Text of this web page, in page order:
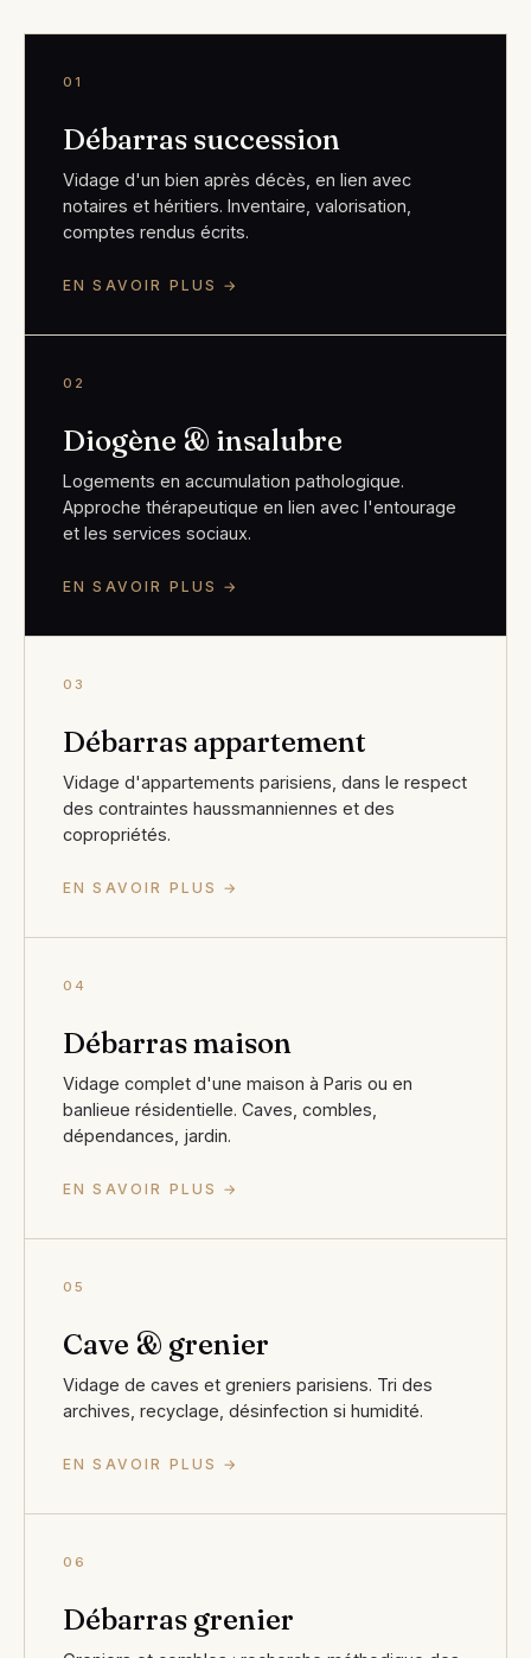
01
Débarras succession
Vidage d'un bien après décès, en lien avec
notaires et héritiers. Inventaire, valorisation,
comptes rendus écrits.
EN SAVOIR PLUS →
02
Diogène & insalubre
Logements en accumulation pathologique.
Approche thérapeutique en lien avec l'entourage
et les services sociaux.
EN SAVOIR PLUS →
03
Débarras appartement
Vidage d'appartements parisiens, dans le respect
des contraintes haussmanniennes et des
copropriétés.
EN SAVOIR PLUS →
04
Débarras maison
Vidage complet d'une maison à Paris ou en
banlieue résidentielle. Caves, combles,
dépendances, jardin.
EN SAVOIR PLUS →
05
Cave & grenier
Vidage de caves et greniers parisiens. Tri des
archives, recyclage, désinfection si humidité.
EN SAVOIR PLUS →
06
Débarras grenier